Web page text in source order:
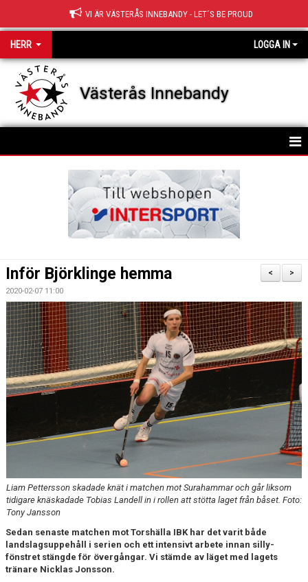
VI ÄR VÄSTERÅS INNEBANDY - LET´S BE PROUD
HERR LOGGA IN
Västerås Innebandy
>
<
Inför Björklinge hemma
2020-02-07 11:00
Liam Pettersson skadade knät i matchen mot Surahammar och går liksom
tidigare knäskadade Tobias Landell in i rollen att stötta laget från båset. Foto:
Tony Jansson
Sedan senaste matchen mot Torshälla IBK har det varit både
landslagsuppehåll i serien och ett intensivt arbete innan silly-
fönstret stängde för övergångar. Vi stämde av läget med lagets
tränare Nicklas Jonsson.